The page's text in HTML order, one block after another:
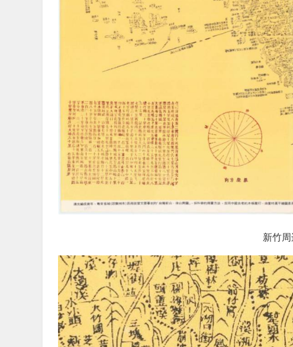
新竹